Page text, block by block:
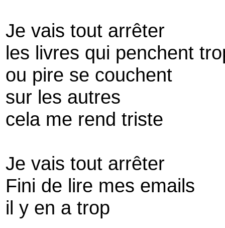
Je vais tout arrêter
les livres qui penchent
ou pire se couchent
sur les autres
cela me rend triste
Je vais tout arrêter
Fini de lire mes emails
il y en a trop